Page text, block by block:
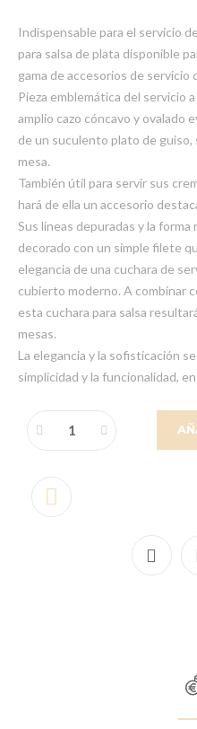
Indispensable para el servicio
para salsa de plata disponible
gama de accesorios de servicio
Pieza emblemática del servicio
amplio cazo cóncavo y ovalado
de un suculento plato de
mesa.
También útil para servir sus
hará de ella un accesorio
Sus líneas depuradas y la
decorado con un simple filete
elegancia de una cuchara de
cubierto moderno. A combinar
esta cuchara para salsa
mesas.
La elegancia y la sofisticación
simplicidad y la funcionalidad,